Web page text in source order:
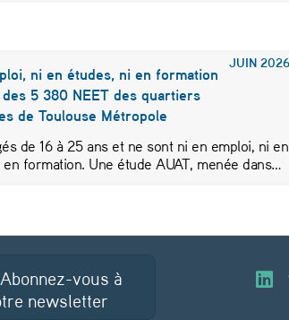
JUIN 2026
ni en études, ni en formation
5 380 NEET des quartiers
de Toulouse Métropole
de 16 à 25 ans et ne sont ni en emploi, ni en
formation. Une étude AUAT, menée dans…
Abonnez-vous à
newsletter